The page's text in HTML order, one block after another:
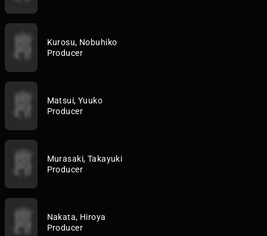
Kurosu, Nobuhiko
Producer
Matsui, Yuuko
Producer
Murasaki, Takayuki
Producer
Nakata, Hiroya
Producer